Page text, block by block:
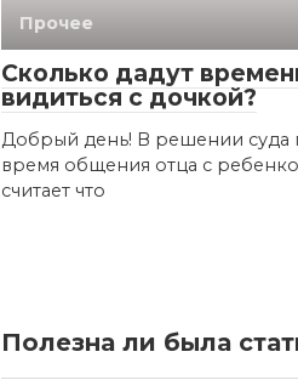
Прочее
Сколько дадут
видиться с дочкой?
Добрый день! В решении суда
время общения отца с
считает что
Полезна ли была